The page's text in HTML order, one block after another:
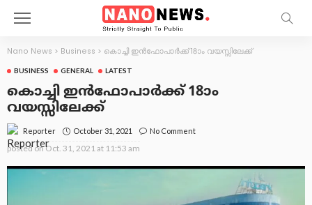
Nano News > Business > കൊച്ചി ഇന്‍ഫോപാര്‍ക്ക് 18ാം വയസ്സിലേക്ക്
BUSINESS GENERAL LATEST
കൊച്ചി ഇന്‍ഫോപാര്‍ക്ക് 18ാം
വയസ്സിലേക്ക്
Reporter October 31, 2021 No Comment
posted onOct. 31, 2021 at 11:53 am